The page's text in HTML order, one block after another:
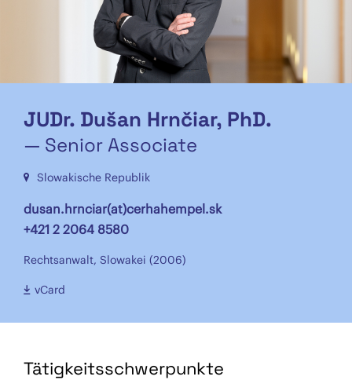
JUDr. Dušan Hrnčiar, PhD.
— Senior Associate
Slowakische Republik
dusan.hrnciar(at)cerhahempel.sk
+421 2 2064 8580
Rechtsanwalt, Slowakei (2006)
vCard
Tätigkeitsschwerpunkte